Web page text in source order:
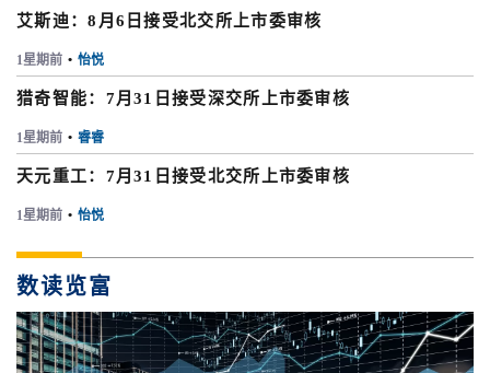
艾斯迪：8月6日接受北交所上市委审核
1星期前 • 怡悦
猎奇智能：7月31日接受深交所上市委审核
1星期前 • 睿睿
天元重工：7月31日接受北交所上市委审核
1星期前 • 怡悦
数读览富